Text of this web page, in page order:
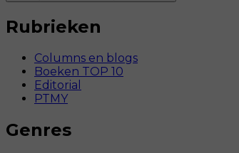
Rubrieken
Columns en blogs
Boeken TOP 10
Editorial
PTMY
Genres